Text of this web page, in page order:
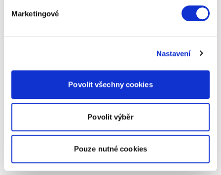
Marketingové
Nastavení
Povolit všechny cookies
Povolit výběr
Pouze nutné cookies